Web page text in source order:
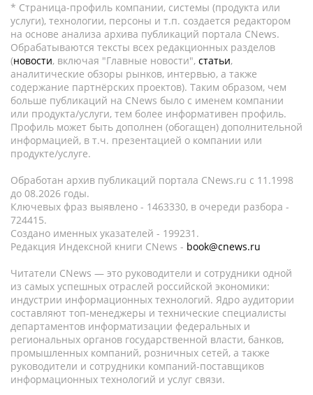
* Страница-профиль компании, системы (продукта или
услуги), технологии, персоны и т.п. создается редактором
на основе анализа архива публикаций портала CNews.
Обрабатываются тексты всех редакционных разделов
(новости, включая "Главные новости", статьи,
аналитические обзоры рынков, интервью, а также
содержание партнёрских проектов). Таким образом, чем
больше публикаций на CNews было с именем компании
или продукта/услуги, тем более информативен профиль.
Профиль может быть дополнен (обогащен) дополнительной
информацией, в т.ч. презентацией о компании или
продукте/услуге.
Обработан архив публикаций портала CNews.ru c 11.1998
до 08.2026 годы.
Ключевых фраз выявлено - 1463330, в очереди разбора -
724415.
Создано именных указателей - 199231.
Редакция Индексной книги CNews - book@cnews.ru
Читатели CNews — это руководители и сотрудники одной
из самых успешных отраслей российской экономики:
индустрии информационных технологий. Ядро аудитории
составляют топ-менеджеры и технические специалисты
департаментов информатизации федеральных и
региональных органов государственной власти, банков,
промышленных компаний, розничных сетей, а также
руководители и сотрудники компаний-поставщиков
информационных технологий и услуг связи.